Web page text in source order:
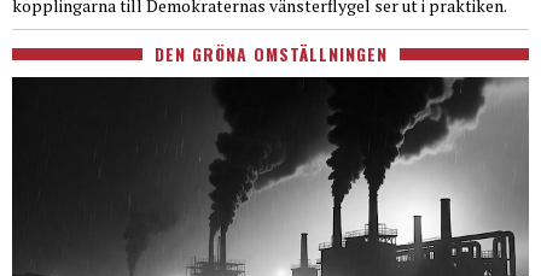
kopplingarna till Demokraternas vänsterflygel ser ut i praktiken.
DEN GRÖNA OMSTÄLLNINGEN